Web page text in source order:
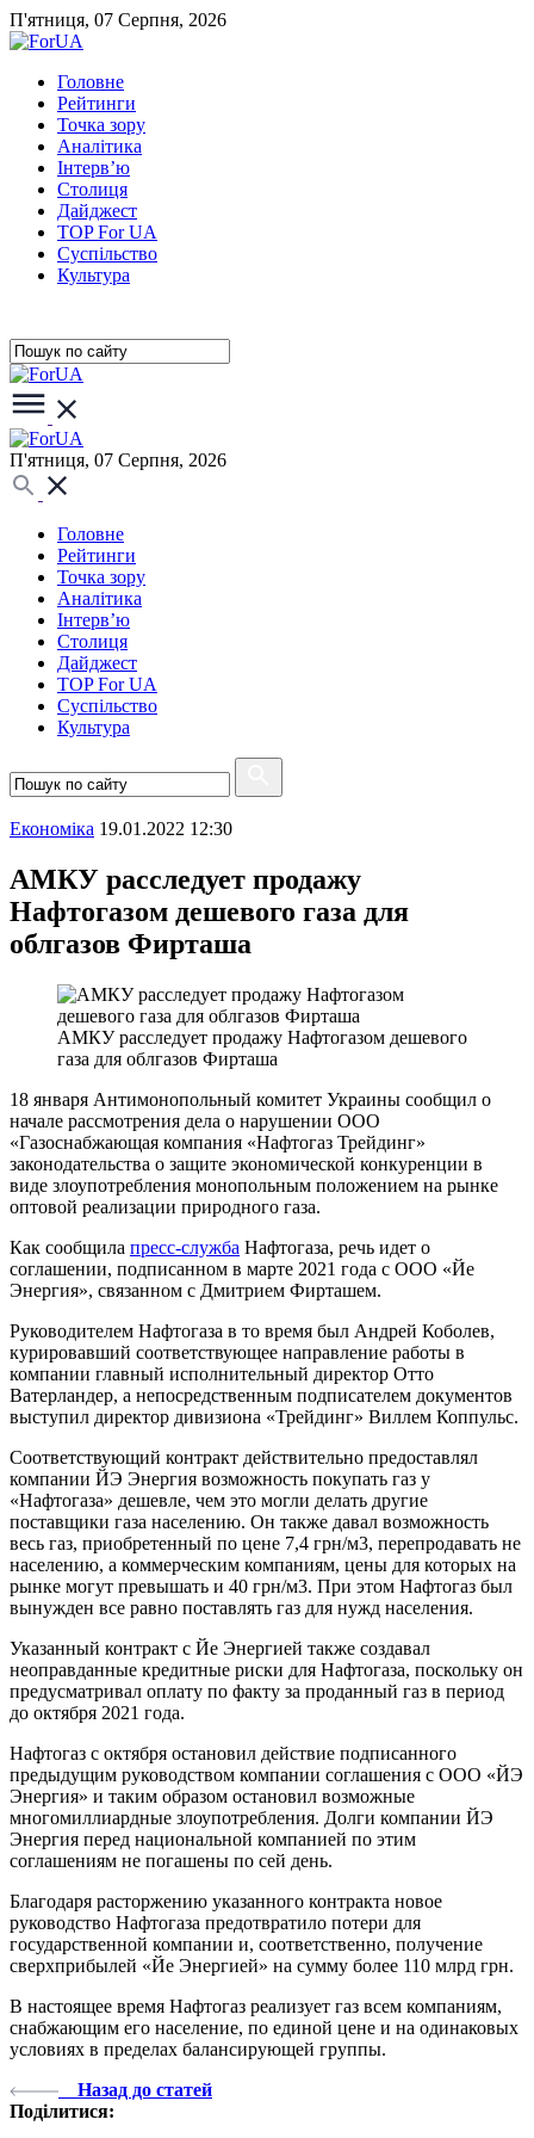
П'ятниця, 07 Серпня, 2026
Головне
Рейтинги
Точка зору
Аналітика
Інтерв’ю
Столиця
Дайджест
TOP For UA
Суспiльство
Культура
П'ятниця, 07 Серпня, 2026
Головне
Рейтинги
Точка зору
Аналітика
Інтерв’ю
Столиця
Дайджест
TOP For UA
Суспiльство
Культура
Економіка 19.01.2022 12:30
АМКУ расследует продажу
Нафтогазом дешевого газа для
облгазов Фирташа
АМКУ расследует продажу Нафтогазом дешевого
газа для облгазов Фирташа
18 января Антимонопольный комитет Украины сообщил о
начале рассмотрения дела о нарушении ООО
«Газоснабжающая компания «Нафтогаз Трейдинг»
законодательства о защите экономической конкуренции в
виде злоупотребления монопольным положением на рынке
оптовой реализации природного газа.
Как сообщила пресс-служба Нафтогаза, речь идет о
соглашении, подписанном в марте 2021 года с ООО «Йе
Энергия», связанном с Дмитрием Фирташем.
Руководителем Нафтогаза в то время был Андрей Коболев,
курировавший соответствующее направление работы в
компании главный исполнительный директор Отто
Ватерландер, а непосредственным подписателем документов
выступил директор дивизиона «Трейдинг» Виллем Коппульс.
Соответствующий контракт действительно предоставлял
компании ЙЭ Энергия возможность покупать газ у
«Нафтогаза» дешевле, чем это могли делать другие
поставщики газа населению. Он также давал возможность
весь газ, приобретенный по цене 7,4 грн/м3, перепродавать не
населению, а коммерческим компаниям, цены для которых на
рынке могут превышать и 40 грн/м3. При этом Нафтогаз был
вынужден все равно поставлять газ для нужд населения.
Указанный контракт с Йе Энергией также создавал
неоправданные кредитные риски для Нафтогаза, поскольку он
предусматривал оплату по факту за проданный газ в период
до октября 2021 года.
Нафтогаз с октября остановил действие подписанного
предыдущим руководством компании соглашения с ООО «ЙЭ
Энергия» и таким образом остановил возможные
многомиллиардные злоупотребления. Долги компании ЙЭ
Энергия перед национальной компанией по этим
соглашениям не погашены по сей день.
Благодаря расторжению указанного контракта новое
руководство Нафтогаза предотвратило потери для
государственной компании и, соответственно, получение
сверхприбылей «Йе Энергией» на сумму более 110 млрд грн.
В настоящее время Нафтогаз реализует газ всем компаниям,
снабжающим его население, по единой цене и на одинаковых
условиях в пределах балансирующей группы.
Назад до статей
Поділитися: